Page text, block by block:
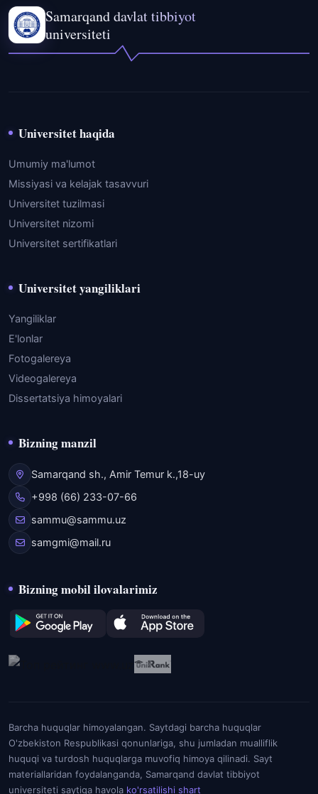
Samarqand davlat tibbiyot
universiteti
Universitet haqida
Umumiy ma'lumot
Missiyasi va kelajak tasavvuri
Universitet tuzilmasi
Universitet nizomi
Universitet sertifikatlari
Universitet yangiliklari
Yangiliklar
E'lonlar
Fotogalereya
Videogalereya
Dissertatsiya himoyalari
Bizning manzil
Samarqand sh., Amir Temur k.,18-uy
+998 (66) 233-07-66
sammu@sammu.uz
samgmi@mail.ru
Bizning mobil ilovalarimiz
Barcha huquqlar himoyalangan. Saytdagi barcha huquqlar
O'zbekiston Respublikasi qonunlariga, shu jumladan mualliflik
huquqi va turdosh huquqlarga muvofiq himoya qilinadi. Sayt
materiallaridan foydalanganda, Samarqand davlat tibbiyot
universiteti saytiga havola ko'rsatilishi shart